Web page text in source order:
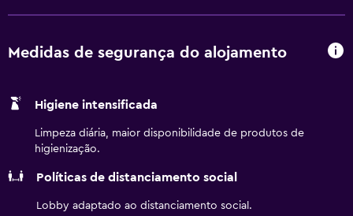
Existem comodidades para satisfazer as necessidades dos
audiovisual, serviço de impressão, centro de negócios e
pacotes familiares disponíveis no local. A propriedade
inclui ainda outras comodidades, como sala de fitness,
piscina interior e bar.
O DoubleTree by Hilton Krakow Hotel & Convention
Center tem 232 quartos, sendo que os hóspedes podem
Medidas de segurança do alojamento
Higiene intensificada
Limpeza diária, maior disponibilidade de produtos de
higienização.
Políticas de distanciamento social
Lobby adaptado ao distanciamento social.